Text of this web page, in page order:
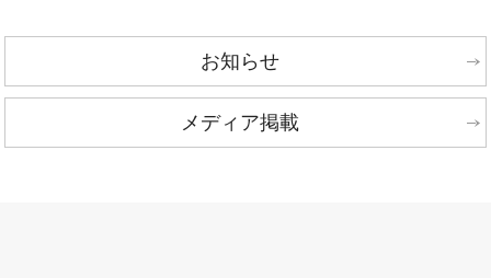
お知らせ
メディア掲載